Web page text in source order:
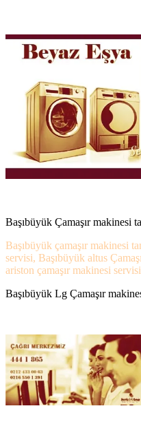
Başıbüyük Çamaşır makinesi
Başıbüyük çamaşır makinesi
servisi, Başıbüyük altus
ariston çamaşır makinesi
Başıbüyük Lg Çamaşır